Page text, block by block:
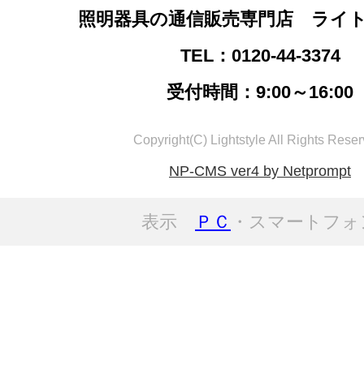
照明器具の通信販売専門店 ライ
TEL：0120-44-3374
受付時間：9:00～16:00
Copyright(C) Lightstyle All Rights
NP-CMS ver4 by Netprompt
表示 ＰＣ ・スマートフ